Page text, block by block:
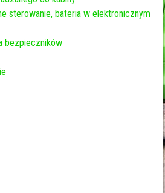
sterowanie, bateria w elektronicznym
bezpieczników